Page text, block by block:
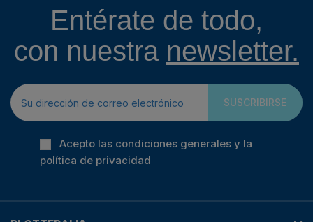
Entérate de todo,
con nuestra newsletter.
SUSCRIBIRSE
Acepto las condiciones generales y la
política de privacidad